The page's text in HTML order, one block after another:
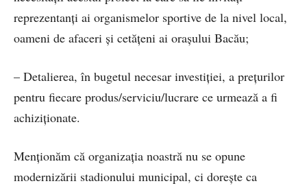
reprezentanți ai organismelor sportive de la nivel local,
oameni de afaceri și cetățeni ai orașului Bacău;
– Detalierea, în bugetul necesar investiției, a prețurilor
pentru fiecare produs/serviciu/lucrare ce urmează a fi
achiziționate.
Menționăm că organizația noastră nu se opune
modernizării stadionului municipal, ci dorește ca